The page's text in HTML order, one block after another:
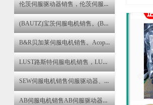
伦茨伺服驱动器销售，伦茨伺服电机维修伦茨变频器维修
(BAUTZ)宝茨伺服电机销售。(BAUTZ)宝茨伺服驱动器维修
B&R贝加莱伺服电机销售。Acopos伺服驱动器维修,B&R贝加莱直流电机维修
LUST路斯特伺服电机销售，LUST路斯特伺服驱动器维修
SEW伺服电机销售伺服驱动器、伺服电机、步进电机销售与售后咨询维修服务中心
AB伺服电机销售AB伺服驱动器销售AB变频器维修